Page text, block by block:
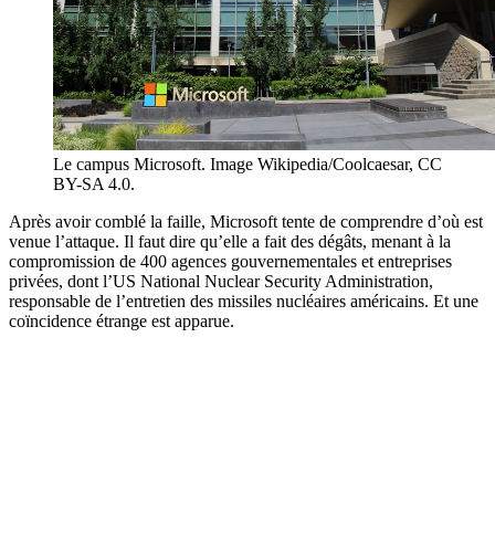
Le campus Microsoft. Image Wikipedia/Coolcaesar, CC
BY-SA 4.0.
Après avoir comblé la faille, Microsoft tente de comprendre d’où est
venue l’attaque. Il faut dire qu’elle a fait des dégâts, menant à la
compromission de 400 agences gouvernementales et entreprises
privées, dont l’US National Nuclear Security Administration,
responsable de l’entretien des missiles nucléaires américains. Et une
coïncidence étrange est apparue.